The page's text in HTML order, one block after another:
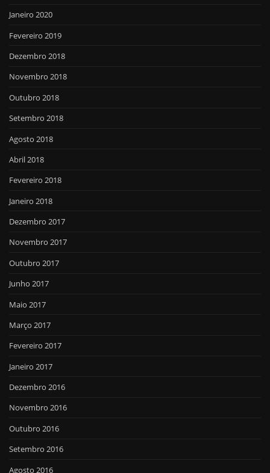
Janeiro 2020
Fevereiro 2019
Dezembro 2018
Novembro 2018
Outubro 2018
Setembro 2018
Agosto 2018
Abril 2018
Fevereiro 2018
Janeiro 2018
Dezembro 2017
Novembro 2017
Outubro 2017
Junho 2017
Maio 2017
Março 2017
Fevereiro 2017
Janeiro 2017
Dezembro 2016
Novembro 2016
Outubro 2016
Setembro 2016
Agosto 2016